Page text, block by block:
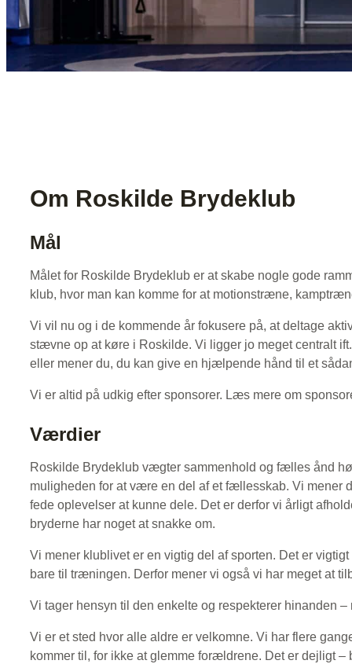
Om Roskilde Brydeklub
Mål
Målet for Roskilde Brydeklub er at skabe nogle gode
klub, hvor man kan komme for at motionstræne,
Vi vil nu og i de kommende år fokusere på, at deltage
stævne op at køre i Roskilde. Vi ligger jo meget centralt
eller mener du, du kan give en hjælpende hånd til et
Vi er altid på udkig efter sponsorer. Læs mere om
Værdier
Roskilde Brydeklub vægter sammenhold og fælles ånd
muligheden for at være en del af et fællesskab. Vi mener
fede oplevelser at kunne dele. Det er derfor vi årligt
bryderne har noget at snakke om.
Vi mener klublivet er en vigtig del af sporten. Det er
bare til træningen. Derfor mener vi også vi har meget at
Vi tager hensyn til den enkelte og respekterer hinanden
Vi er et sted hvor alle aldre er velkomne. Vi har flere
kommer til, for ikke at glemme forældrene. Det er dejligt